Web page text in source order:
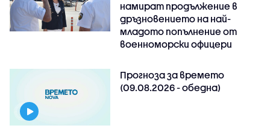
намират продължение в
дръзновението на най-
младото попълнение от
военноморски офицери
Прогноза за времето
(09.08.2026 - обедна)